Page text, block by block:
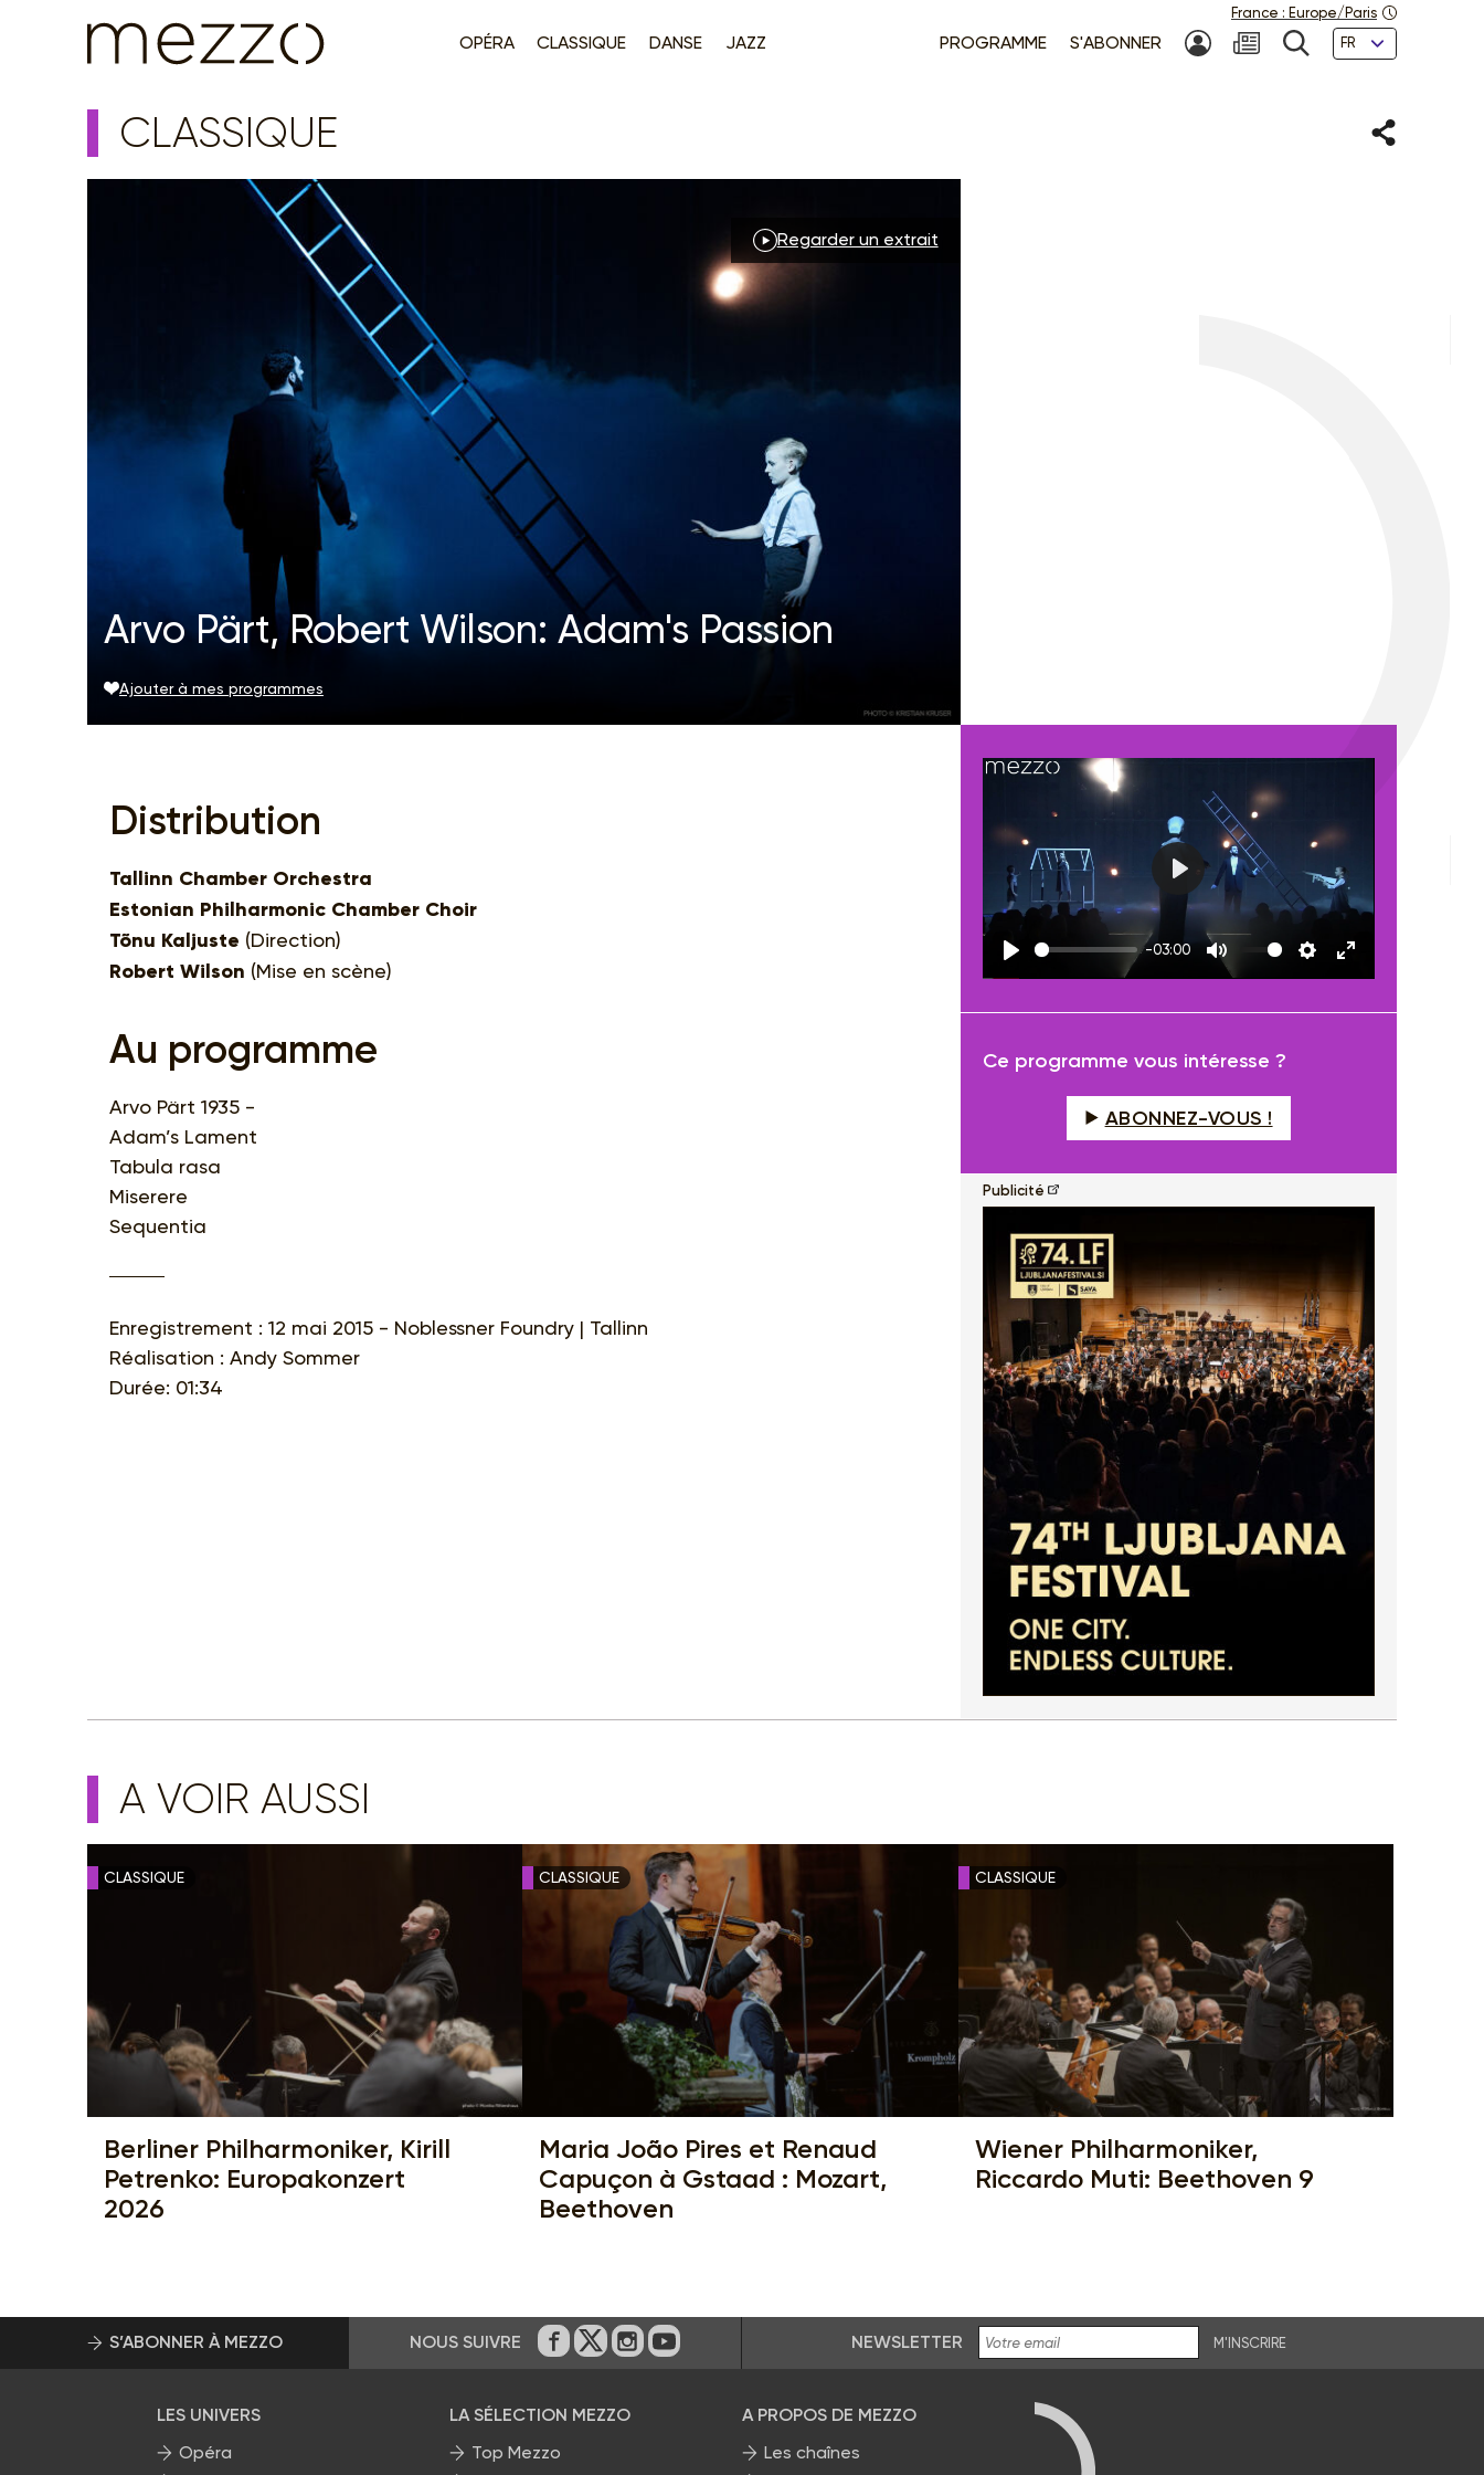
OPÉRA CLASSIQUE DANSE JAZZ PROGRAMME S'ABONNER MON COMPTE
NEWSLETTER
RECHERCHE
Langues
France : Europe/Paris
CLASSIQUE Partager
Arvo Pärt, Robert Wilson: Adam's Passion
Regarder un extrait
Ajouter à mes programmes
Distribution
Tallinn Chamber Orchestra
Estonian Philharmonic Chamber Choir
Tõnu Kaljuste (Direction)
Robert Wilson (Mise en scène)
Au programme
Arvo Pärt 1935 -
Adam’s Lament
Tabula rasa
Miserere
Sequentia
Enregistrement : 12 mai 2015 - Noblessner Foundry | Tallinn
Réalisation : Andy Sommer
Durée: 01:34
Play
-03:00
Mute Settings
Enter
fullscreen
Play
Ce programme vous intéresse ?
ABONNEZ-VOUS !
Publicité
A VOIR AUSSI
CLASSIQUE
Berliner Philharmoniker, Kirill
Petrenko: Europakonzert
2026
CLASSIQUE
Maria João Pires et Renaud
Capuçon à Gstaad : Mozart,
Beethoven
CLASSIQUE
Wiener Philharmoniker,
Riccardo Muti: Beethoven 9
S’ABONNER À MEZZO NOUS SUIVRE Sur Facebook
Sur Twitter
Sur Instagram
Sur Youtube NEWSLETTER M'INSCRIRE
LES UNIVERS
Opéra
LA SÉLECTION MEZZO
Top Mezzo
A PROPOS DE MEZZO
Les chaînes